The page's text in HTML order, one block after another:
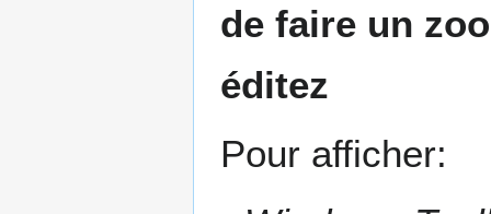
de faire un
éditez
Pour afficher: